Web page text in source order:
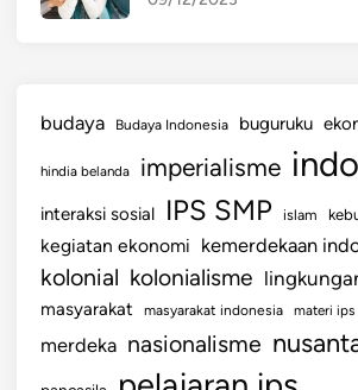
I
L
W
U
N
G
budaya Budaya Indonesia buguruku
hindia belanda imperialisme
interaksi sosial IPS SMP islam
kegiatan ekonomi kemerdekaan
kolonial kolonialisme
masyarakat masyarakat indonesia materi ips
merdeka nasionalisme